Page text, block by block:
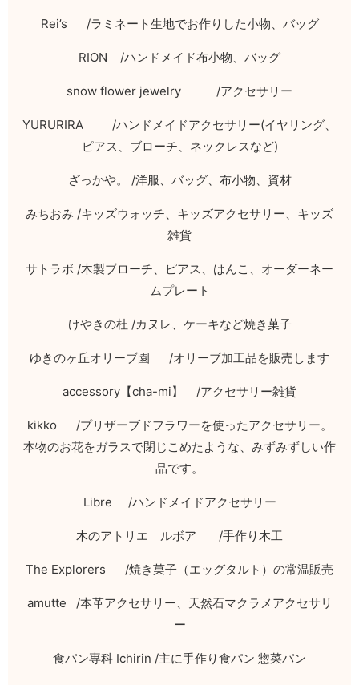
Rei’s /ラミネート生地でお作りした小物、バッグ
RION /ハンドメイド布小物、バッグ
snow flower jewelry /アクセサリー
YURURIRA /ハンドメイドアクセサリー(イヤリング、
ピアス、ブローチ、ネックレスなど)
ざっかや。 /洋服、バッグ、布小物、資材
みちおみ /キッズウォッチ、キッズアクセサリー、キッズ
雑貨
サトラボ /木製ブローチ、ピアス、はんこ、オーダーネー
ムプレート
けやきの杜 /カヌレ、ケーキなど焼き菓子
ゆきのヶ丘オリーブ園 /オリーブ加工品を販売します
accessory 【cha-mi】 /アクセサリー雑貨
kikko /プリザーブドフラワーを使ったアクセサリー。
本物のお花をガラスで閉じこめたような、みずみずしい作
品です。
Libre /ハンドメイドアクセサリー
木のアトリエ ルボア /手作り木工
The Explorers /焼き菓子（エッグタルト）の常温販売
amutte /本革アクセサリー、天然石マクラメアクセサリ
ー
食パン専科 Ichirin /主に手作り食パン 惣菜パン